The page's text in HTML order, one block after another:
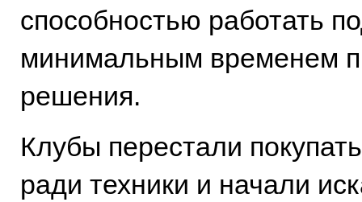
способностью работать
минимальным временем
решения.
Клубы перестали
ради техники и начали